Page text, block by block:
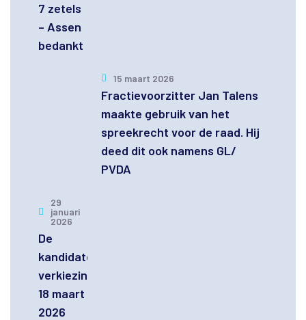
7 zetels
– Assen
bedankt
Fractievoorzitter Jan Talens
maakte gebruik van het
spreekrecht voor de raad. Hij
deed dit ook namens GL/
PVDA
15 maart 2026
De
kandidaten
verkiezingen
18 maart
2026
29
januari
2026